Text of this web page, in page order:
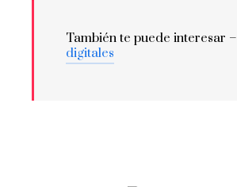
También te puede interesar –
digitales